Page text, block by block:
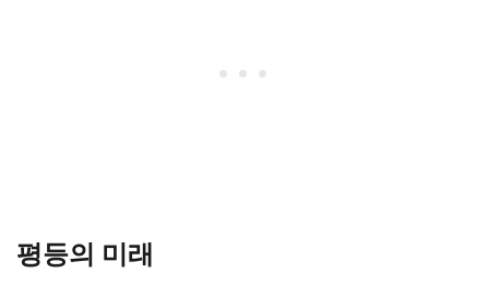
평등의 미래